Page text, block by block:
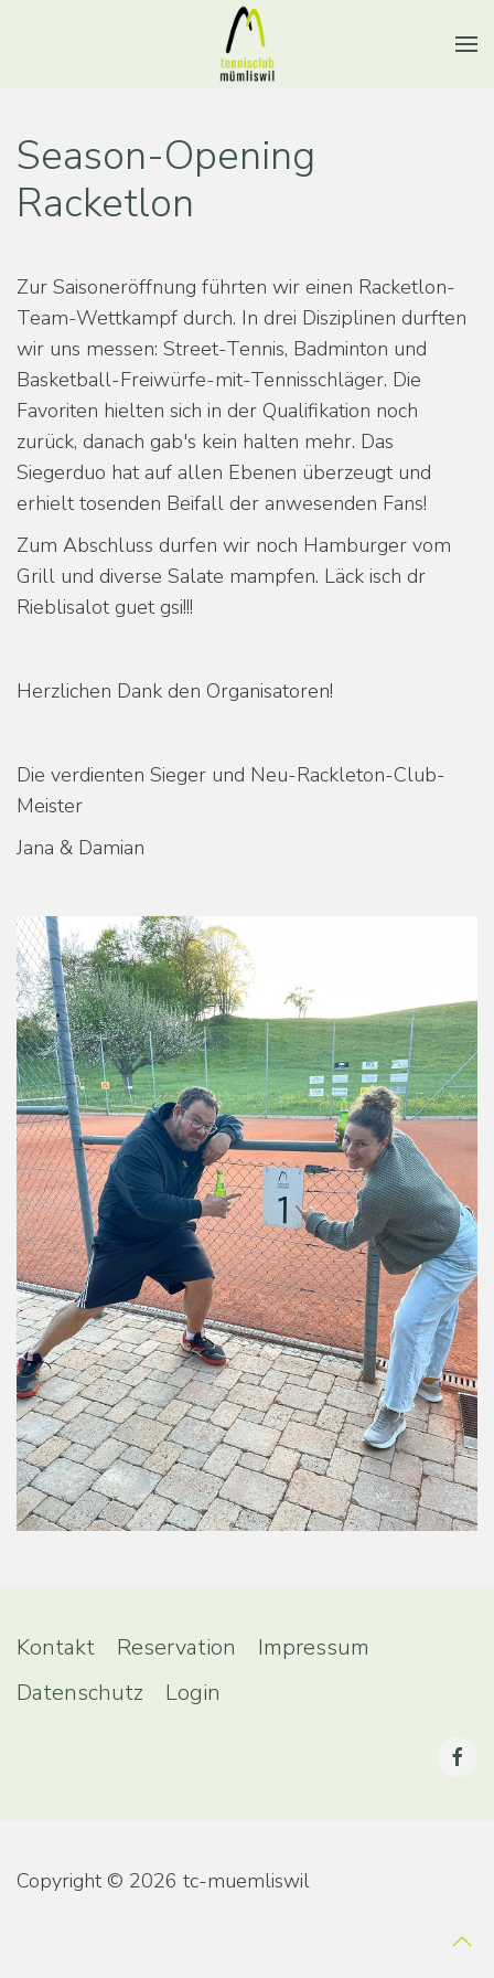
Season-Opening
Racketlon
Zur Saisoneröffnung führten wir einen Racketlon-
Team-Wettkampf durch. In drei Disziplinen durften
wir uns messen: Street-Tennis, Badminton und
Basketball-Freiwürfe-mit-Tennisschläger. Die
Favoriten hielten sich in der Qualifikation noch
zurück, danach gab's kein halten mehr. Das
Siegerduo hat auf allen Ebenen überzeugt und
erhielt tosenden Beifall der anwesenden Fans!
Zum Abschluss durfen wir noch Hamburger vom
Grill und diverse Salate mampfen. Läck isch dr
Rieblisalot guet gsi!!!
Herzlichen Dank den Organisatoren!
Die verdienten Sieger und Neu-Rackleton-Club-
Meister
Jana & Damian
Kontakt Reservation
Impressum
Datenschutz
Login
Copyright © 2026 tc-muemliswil